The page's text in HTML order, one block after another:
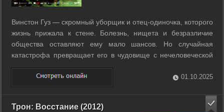
Винстон Гуз — скромный уборщик и отец-одиночка, которого
жизнь прижала к стене. Болезнь, нищета и безразличие
общества оставляют ему мало шансов. Но случайная
катастрофа превращает его в чудовище с нечеловеческой
силой и уродливым обликом. Теперь он — Токсичный
Мститель, герой с радиоактивной шваброй и жаждой
справедливости. Винстон вступает в ...
01.10.2025
Трон: Восстание (2012)